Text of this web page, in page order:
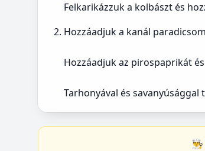
Felkarikázzuk a kolbászt és
Hozzáadjuk a kanál
Hozzáadjuk az pirospaprikát
Tarhonyával és savanyúsággal